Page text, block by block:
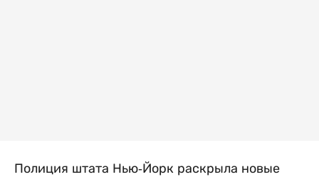
Полиция штата Нью-Йорк раскрыла новые